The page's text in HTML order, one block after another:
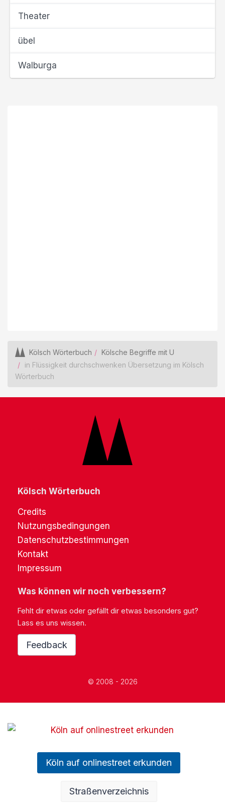
Theater
übel
Walburga
Kölsch Wörterbuch
Kölsche Begriffe mit U
in Flüssigkeit durchschwenken Übersetzung im Kölsch
Wörterbuch
Kölsch Wörterbuch
Credits
Nutzungsbedingungen
Datenschutzbestimmungen
Kontakt
Impressum
Was können wir noch verbessern?
Fehlt dir etwas oder gefällt dir etwas besonders gut?
Lass es uns wissen.
Feedback
© 2008 - 2026
Köln auf onlinestreet erkunden
Straßenverzeichnis